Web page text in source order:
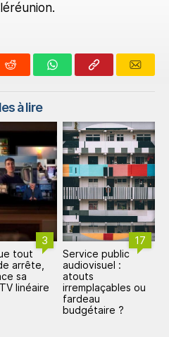
à lire
17
public
:
ou
Ecrans OLED sans
polariseur : forte
croissance d'ici
2032